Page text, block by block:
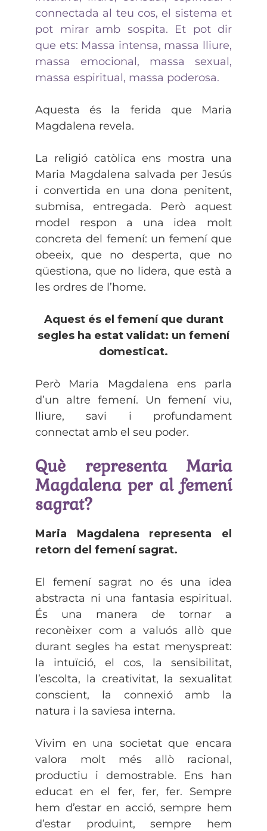
connectada al teu cos, el sistema et
pot mirar amb sospita. Et pot dir
que ets: Massa intensa, massa lliure,
massa emocional, massa sexual,
massa espiritual, massa poderosa.
Aquesta és la ferida que Maria
Magdalena revela.
La religió catòlica ens mostra una
Maria Magdalena salvada per Jesús
i convertida en una dona penitent,
submisa, entregada. Però aquest
model respon a una idea molt
concreta del femení: un femení que
obeeix, que no desperta, que no
qüestiona, que no lidera, que està a
les ordres de l’home.
Aquest és el femení que durant
segles ha estat validat: un femení
domesticat.
Però Maria Magdalena ens parla
d’un altre femení. Un femení viu,
lliure, savi i profundament
connectat amb el seu poder.
Què representa Maria
Magdalena per al femení
sagrat?
Maria Magdalena representa el
retorn del femení sagrat.
El femení sagrat no és una idea
abstracta ni una fantasia espiritual.
És una manera de tornar a
reconèixer com a valuós allò que
durant segles ha estat menyspreat:
la intuïció, el cos, la sensibilitat,
l’escolta, la creativitat, la sexualitat
conscient, la connexió amb la
natura i la saviesa interna.
Vivim en una societat que encara
valora molt més allò racional,
productiu i demostrable. Ens han
educat en el fer, fer, fer. Sempre
hem d’estar en acció, sempre hem
d’estar produint, sempre hem